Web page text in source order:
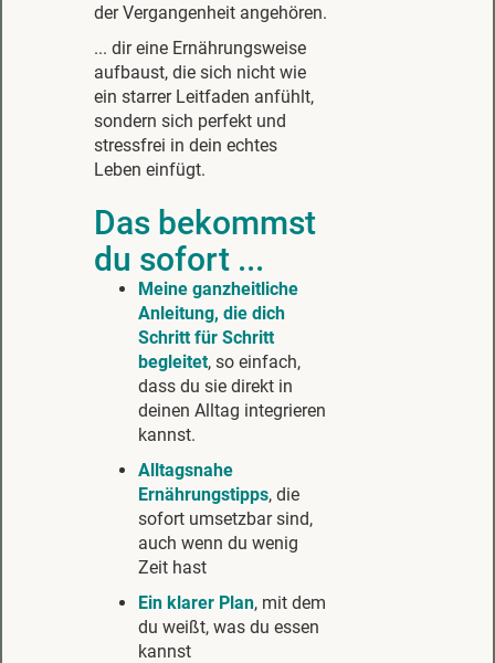
der Vergangenheit angehören.
... dir eine Ernährungsweise
aufbaust, die sich nicht wie
ein starrer Leitfaden anfühlt,
sondern sich perfekt und
stressfrei in dein echtes
Leben einfügt.
Das bekommst
du sofort ...
Meine ganzheitliche
Anleitung, die dich
Schritt für Schritt
begleitet, so einfach,
dass du sie direkt in
deinen Alltag integrieren
kannst.
Alltagsnahe
Ernährungstipps, die
sofort umsetzbar sind,
auch wenn du wenig
Zeit hast
Ein klarer Plan, mit dem
du weißt, was du essen
kannst